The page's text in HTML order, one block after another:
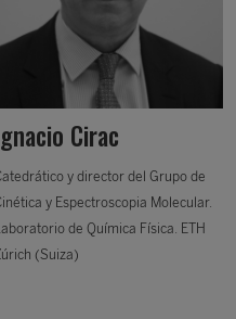
Cirac
y director del Grupo de
y Espectroscopia Molecular.
Laboratorio de Química Física. ETH
(Suiza)